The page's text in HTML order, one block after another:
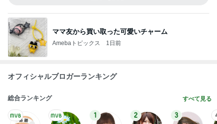
ママ友から買い取った可愛いチャーム
Amebaトピックス 1日前
オフィシャルブロガーランキング
総合ランキング すべて見る
1 2 3